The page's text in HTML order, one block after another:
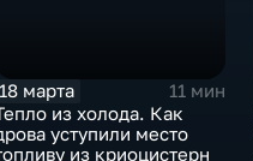
18 марта
11 мин
из холода. Как
уступили место
из криоцистерн